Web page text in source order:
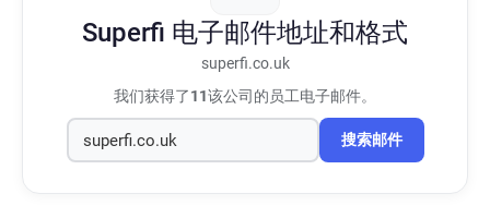
Superfi 电子邮件地址和格式
superfi.co.uk
我们获得了11该公司的员工电子邮件。
搜索邮件